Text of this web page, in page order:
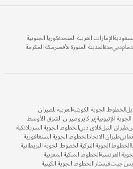
الإمارات العربية المتحدةكوريا الجنوبية
دبيجدةالمدينة المنورةالأقصرمكة المكرمة
الخطوط الجوية الكويتيةالعربية للطيران
الإثيوبيةإير كايروطيران الشرق الأوسط
طيران النيلفلاي دبيالخطوط الجوية السريلانكية
طيران الاتحادالخطوط الجوية السنغافورية
الخطوط الجوية التركيةالخطوط الجوية البريطانية
الفرنسيةالخطوط الملكية المغربية
جيتفيستاراالخطوط الجوية الكينية